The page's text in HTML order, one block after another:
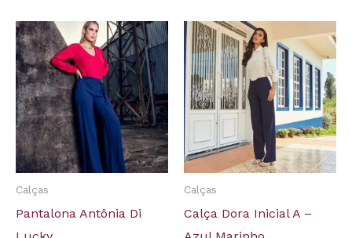
Calças
Pantalona Antônia Di
Calças
Calça Dora Inicial A –